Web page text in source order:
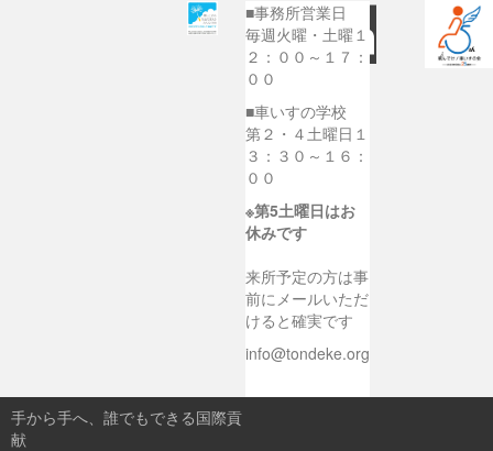
■事務所営業日
毎週火曜・土曜１
２：００～１７：
００
■車いすの学校
第２・４土曜日１
３：３０～１６：
００
※第5土曜日はお
休みです
来所予定の方は事
前にメールいただ
けると確実です
info@tondeke.org
手から手へ、誰でもできる国際貢
献